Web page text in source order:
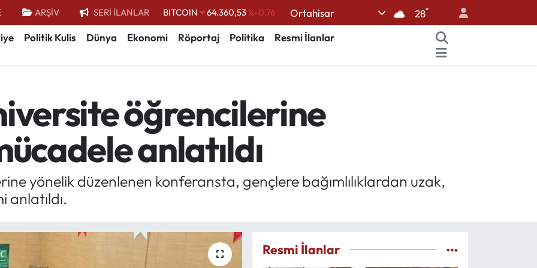
ARŞİV SERİ İLANLAR BITCOIN 64.360,53 %-0.76
DOLAR
47,7069%0.17
6574.81
BİST100
13.887%64
Ortahisar 28°
Politik Kulis Dünya Ekonomi Röportaj Politika
Resmi İlanlar
öğrencilerine
anlatıldı
yönelik düzenlenen konferansta, gençlere bağımlılıklardan uzak,
anlatıldı.
Resmi İlanlar